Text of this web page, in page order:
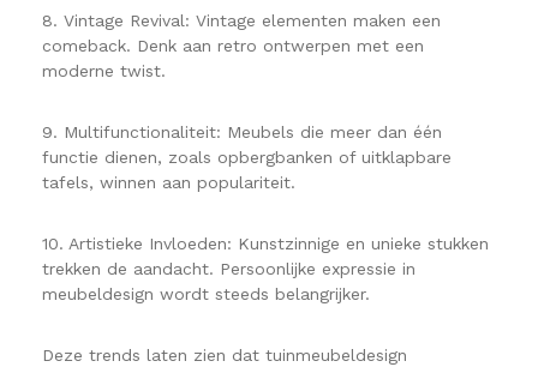
8. Vintage Revival: Vintage elementen maken een
comeback. Denk aan retro ontwerpen met een
moderne twist.
9. Multifunctionaliteit: Meubels die meer dan één
functie dienen, zoals opbergbanken of uitklapbare
tafels, winnen aan populariteit.
10. Artistieke Invloeden: Kunstzinnige en unieke stukken
trekken de aandacht. Persoonlijke expressie in
meubeldesign wordt steeds belangrijker.
Deze trends laten zien dat tuinmeubeldesign